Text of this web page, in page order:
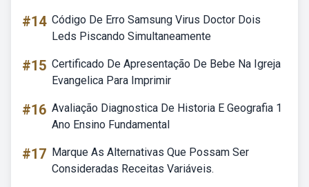
#14 Código De Erro Samsung Virus Doctor Dois
Leds Piscando Simultaneamente
#15 Certificado De Apresentação De Bebe Na Igreja
Evangelica Para Imprimir
#16 Avaliação Diagnostica De Historia E Geografia 1
Ano Ensino Fundamental
#17 Marque As Alternativas Que Possam Ser
Consideradas Receitas Variáveis.